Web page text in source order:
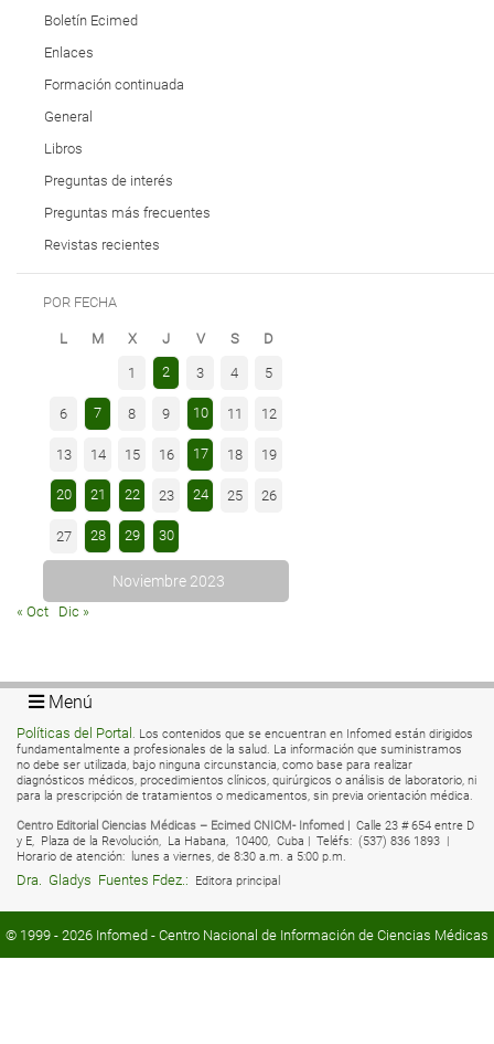
Boletín Ecimed
Enlaces
Formación continuada
General
Libros
Preguntas de interés
Preguntas más frecuentes
Revistas recientes
POR FECHA
Noviembre 2023
L M X J V S D
1 2 3 4 5
6 7 8 9 10 11 12
13 14 15 16 17 18 19
20 21 22 23 24 25 26
27 28 29 30
« Oct Dic »
Menú
Políticas del Portal . Los contenidos que se encuentran en Infomed están dirigidos
fundamentalmente a profesionales de la salud. La información que suministramos
no debe ser utilizada, bajo ninguna circunstancia, como base para realizar
diagnósticos médicos, procedimientos clínicos, quirúrgicos o análisis de laboratorio, ni
para la prescripción de tratamientos o medicamentos, sin previa orientación médica.
Centro Editorial Ciencias Médicas – Ecimed CNICM- Infomed | Calle 23 # 654 entre D
y E, Plaza de la Revolución, La Habana, 10400, Cuba | Teléfs: (537) 836 1893 |
Horario de atención:
lunes a viernes, de 8:30 a.m. a 5:00 p.m.
Dra. Gladys Fuentes Fdez.: Editora principal
© 1999 - 2026 Infomed - Centro Nacional de Información de Ciencias Médicas